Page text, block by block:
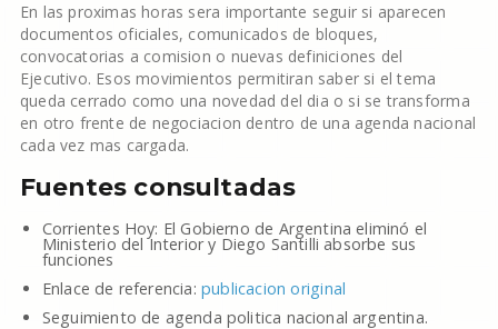
En las proximas horas sera importante seguir si aparecen
documentos oficiales, comunicados de bloques,
convocatorias a comision o nuevas definiciones del
Ejecutivo. Esos movimientos permitiran saber si el tema
queda cerrado como una novedad del dia o si se transforma
en otro frente de negociacion dentro de una agenda nacional
cada vez mas cargada.
Fuentes consultadas
Corrientes Hoy: El Gobierno de Argentina eliminó el
Ministerio del Interior y Diego Santilli absorbe sus
funciones
Enlace de referencia: publicacion original
Seguimiento de agenda politica nacional argentina.